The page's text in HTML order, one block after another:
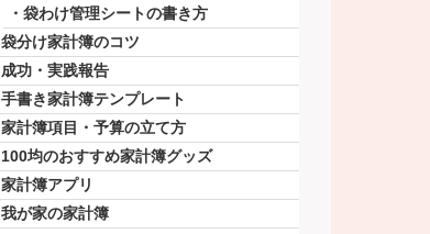
袋わけ管理シートの書き方
袋分け家計簿のコツ
成功・実践報告
手書き家計簿テンプレート
家計簿項目・予算の立て方
100均のおすすめ家計簿グッズ
家計簿アプリ
我が家の家計簿